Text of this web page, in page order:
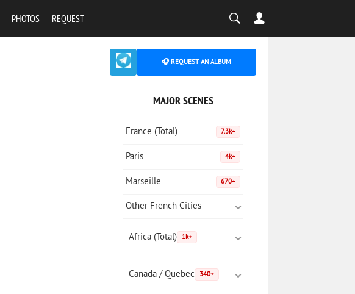
PHOTOS REQUEST
🎧 REQUEST AN ALBUM
MAJOR SCENES
France (Total) 7.3k+
Paris 4k+
Marseille 670+
Other French Cities
Africa (Total) 1k+
Canada / Quebec 340+